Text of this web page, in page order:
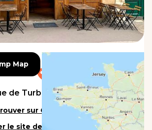
Map
Map
de Turbigo, 75003 Paris
sur Google Maps
le site de l'établissement